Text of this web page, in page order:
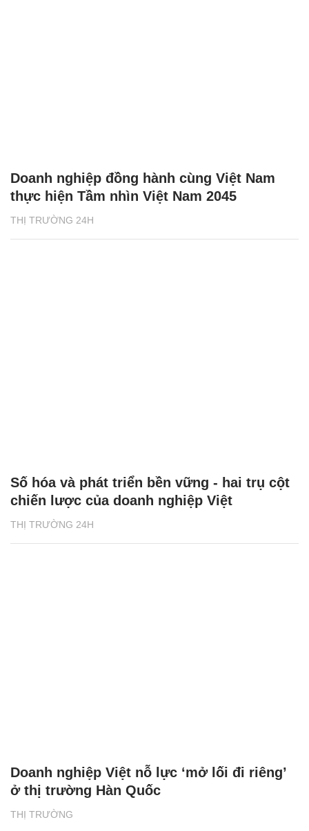
THỊ TRƯỜNG 24H
Doanh nghiệp đồng hành cùng Việt Nam
thực hiện Tầm nhìn Việt Nam 2045
THỊ TRƯỜNG 24H
Số hóa và phát triển bền vững - hai trụ cột
chiến lược của doanh nghiệp Việt
THỊ TRƯỜNG
Doanh nghiệp Việt nỗ lực ‘mở lối đi riêng’
ở thị trường Hàn Quốc